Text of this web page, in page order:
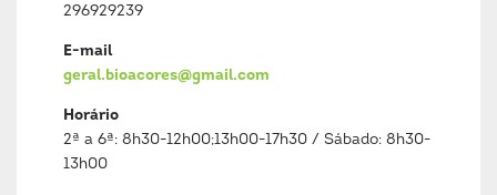
296929239
E-mail
geral.bioacores@gmail.com
Horário
2ª a 6ª: 8h30-12h00;13h00-17h30 / Sábado: 8h30-
13h00